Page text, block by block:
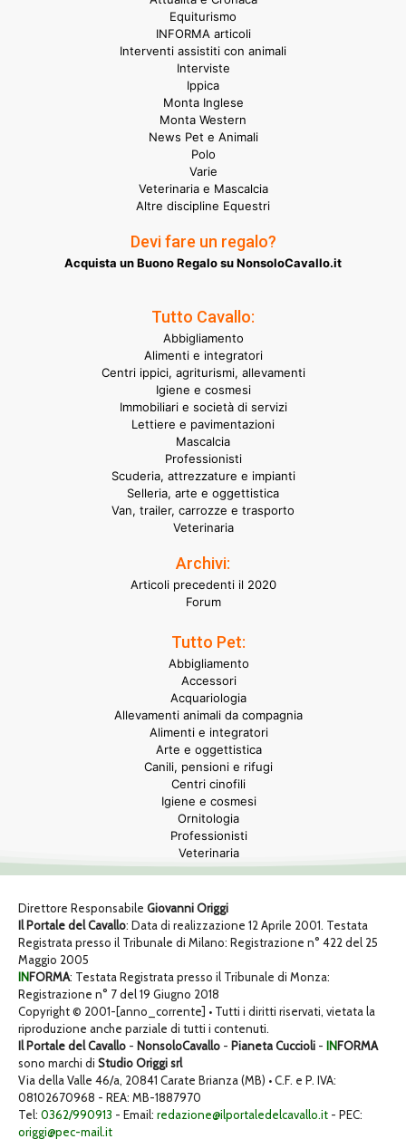
Equiturismo
INFORMA articoli
Interventi assistiti con animali
Interviste
Ippica
Monta Inglese
Monta Western
News Pet e Animali
Polo
Varie
Veterinaria e Mascalcia
Altre discipline Equestri
Devi fare un regalo?
Acquista un Buono Regalo su NonsoloCavallo.it
Tutto Cavallo:
Abbigliamento
Alimenti e integratori
Centri ippici, agriturismi, allevamenti
Igiene e cosmesi
Immobiliari e società di servizi
Lettiere e pavimentazioni
Mascalcia
Professionisti
Scuderia, attrezzature e impianti
Selleria, arte e oggettistica
Van, trailer, carrozze e trasporto
Veterinaria
Archivi:
Articoli precedenti il 2020
Forum
Tutto Pet:
Abbigliamento
Accessori
Acquariologia
Allevamenti animali da compagnia
Alimenti e integratori
Arte e oggettistica
Canili, pensioni e rifugi
Centri cinofili
Igiene e cosmesi
Ornitologia
Professionisti
Veterinaria
Direttore Responsabile Giovanni Origgi
Il Portale del Cavallo: Data di realizzazione 12 Aprile 2001. Testata
Registrata presso il Tribunale di Milano: Registrazione n° 422 del 25
Maggio 2005
INFORMA: Testata Registrata presso il Tribunale di Monza:
Registrazione n° 7 del 19 Giugno 2018
Copyright © 2001-[anno_corrente] • Tutti i diritti riservati, vietata la
riproduzione anche parziale di tutti i contenuti.
Il Portale del Cavallo - NonsoloCavallo - Pianeta Cuccioli - INFORMA
sono marchi di Studio Origgi srl
Via della Valle 46/a, 20841 Carate Brianza (MB) • C.F. e P. IVA:
08102670968 - REA: MB-1887970
Tel: 0362/990913 - Email: redazione@ilportaledelcavallo.it - PEC:
origgi@pec-mail.it